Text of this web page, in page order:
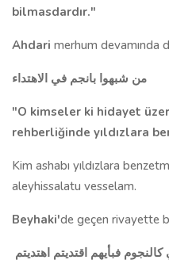
bilmasdardır."
Ahdari merhum devamında
من شبهوا بانجم في الاهتداء
"O kimseler ki hidayet
rehberliğinde yıldızlara
Kim ashabı yıldızlara
aleyhissalatu vesselam.
Beyhaki'de geçen rivayette